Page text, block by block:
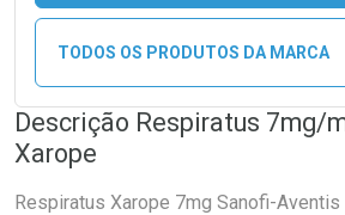
TODOS OS PRODUTOS DA MARCA
Descrição Respiratus 7mg/
Xarope
Respiratus Xarope 7mg Sanofi-